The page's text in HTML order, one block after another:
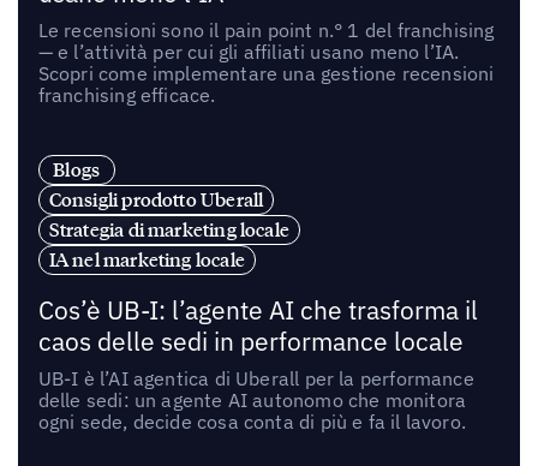
Le recensioni sono il pain point n.° 1 del franchising
— e l’attività per cui gli affiliati usano meno l’IA.
Scopri come implementare una gestione recensioni
franchising efficace.
Blogs
Consigli prodotto Uberall
Strategia di marketing locale
IA nel marketing locale
Cos’è UB-I: l’agente AI che trasforma il
caos delle sedi in performance locale
UB-I è l’AI agentica di Uberall per la performance
delle sedi: un agente AI autonomo che monitora
ogni sede, decide cosa conta di più e fa il lavoro.